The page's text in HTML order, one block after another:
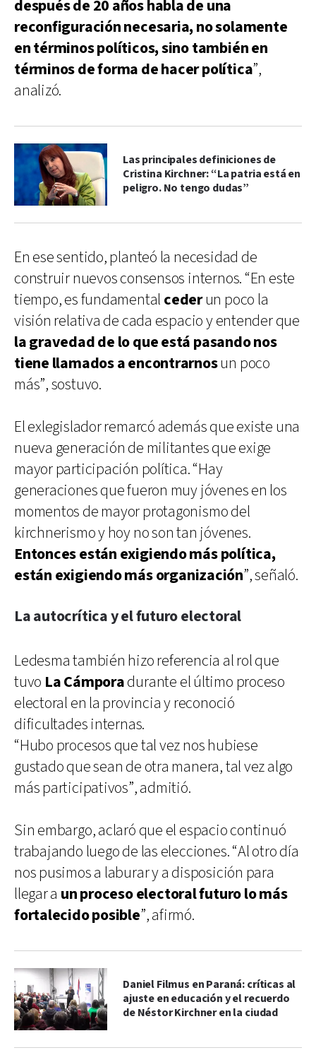
después de 20 años habla de una
reconfiguración necesaria, no solamente
en términos políticos, sino también en
términos de forma de hacer política”,
analizó.
Las principales definiciones de
Cristina Kirchner: “La patria está en
peligro. No tengo dudas”
En ese sentido, planteó la necesidad de
construir nuevos consensos internos. “En este
tiempo, es fundamental cederun poco la
visión relativa de cada espacio y entender que
la gravedad de lo que está pasando nos
tiene llamados a encontrarnosun poco
más”, sostuvo.
El exlegislador remarcó además que existe una
nueva generación de militantes que exige
mayor participación política. “Hay
generaciones que fueron muy jóvenes en los
momentos de mayor protagonismo del
kirchnerismo y hoy no son tan jóvenes.
Entonces están exigiendo más política,
están exigiendo más organización”, señaló.
La autocrítica y el futuro electoral
Ledesma también hizo referencia al rol que
tuvo La Cámporadurante el último proceso
electoral en la provincia y reconoció
dificultades internas.
“Hubo procesos que tal vez nos hubiese
gustado que sean de otra manera, tal vez algo
más participativos”, admitió.
Sin embargo, aclaró que el espacio continuó
trabajando luego de las elecciones. “Al otro día
nos pusimos a laburar y a disposición para
llegar a un proceso electoral futuro lo más
fortalecido posible”, afirmó.
Daniel Filmus en Paraná: críticas al
ajuste en educación y el recuerdo
de Néstor Kirchner en la ciudad